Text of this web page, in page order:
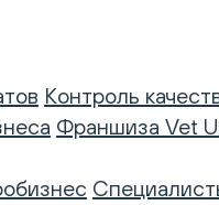
Контроль
Франшиза Vet